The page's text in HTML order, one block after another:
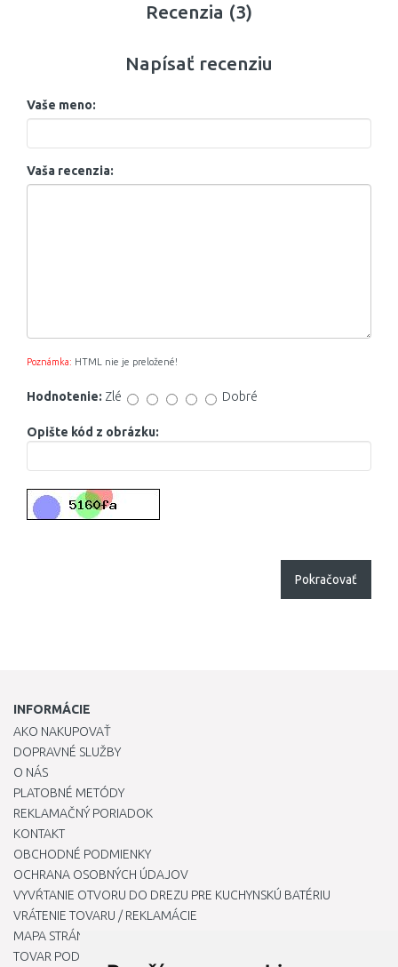
Recenzia (3)
Napísať recenziu
Vaše meno:
Vaša recenzia:
Poznámka: HTML nie je preložené!
Hodnotenie: Zlé Dobré
Opište kód z obrázku:
Pokračovať
INFORMÁCIE
AKO NAKUPOVAŤ
DOPRAVNÉ SLUŽBY
O NÁS
PLATOBNÉ METÓDY
REKLAMAČNÝ PORIADOK
KONTAKT
OBCHODNÉ PODMIENKY
OCHRANA OSOBNÝCH ÚDAJOV
VYVŔTANIE OTVORU DO DREZU PRE KUCHYNSKÚ BATÉRIU
VRÁTENIE TOVARU / REKLAMÁCIE
MAPA STRÁNOK
TOVAR PODĽA ZNAČIEK